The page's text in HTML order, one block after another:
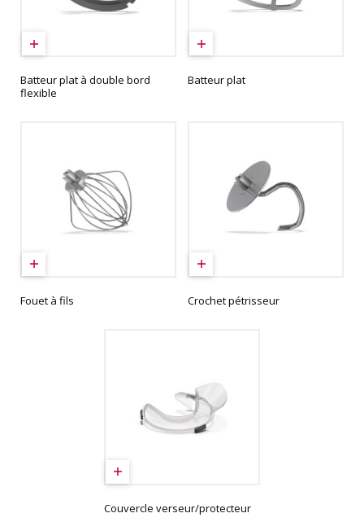
Batteur plat à double bord
flexible
Batteur plat
Fouet à fils Crochet pétrisseur
Couvercle verseur/protecteur